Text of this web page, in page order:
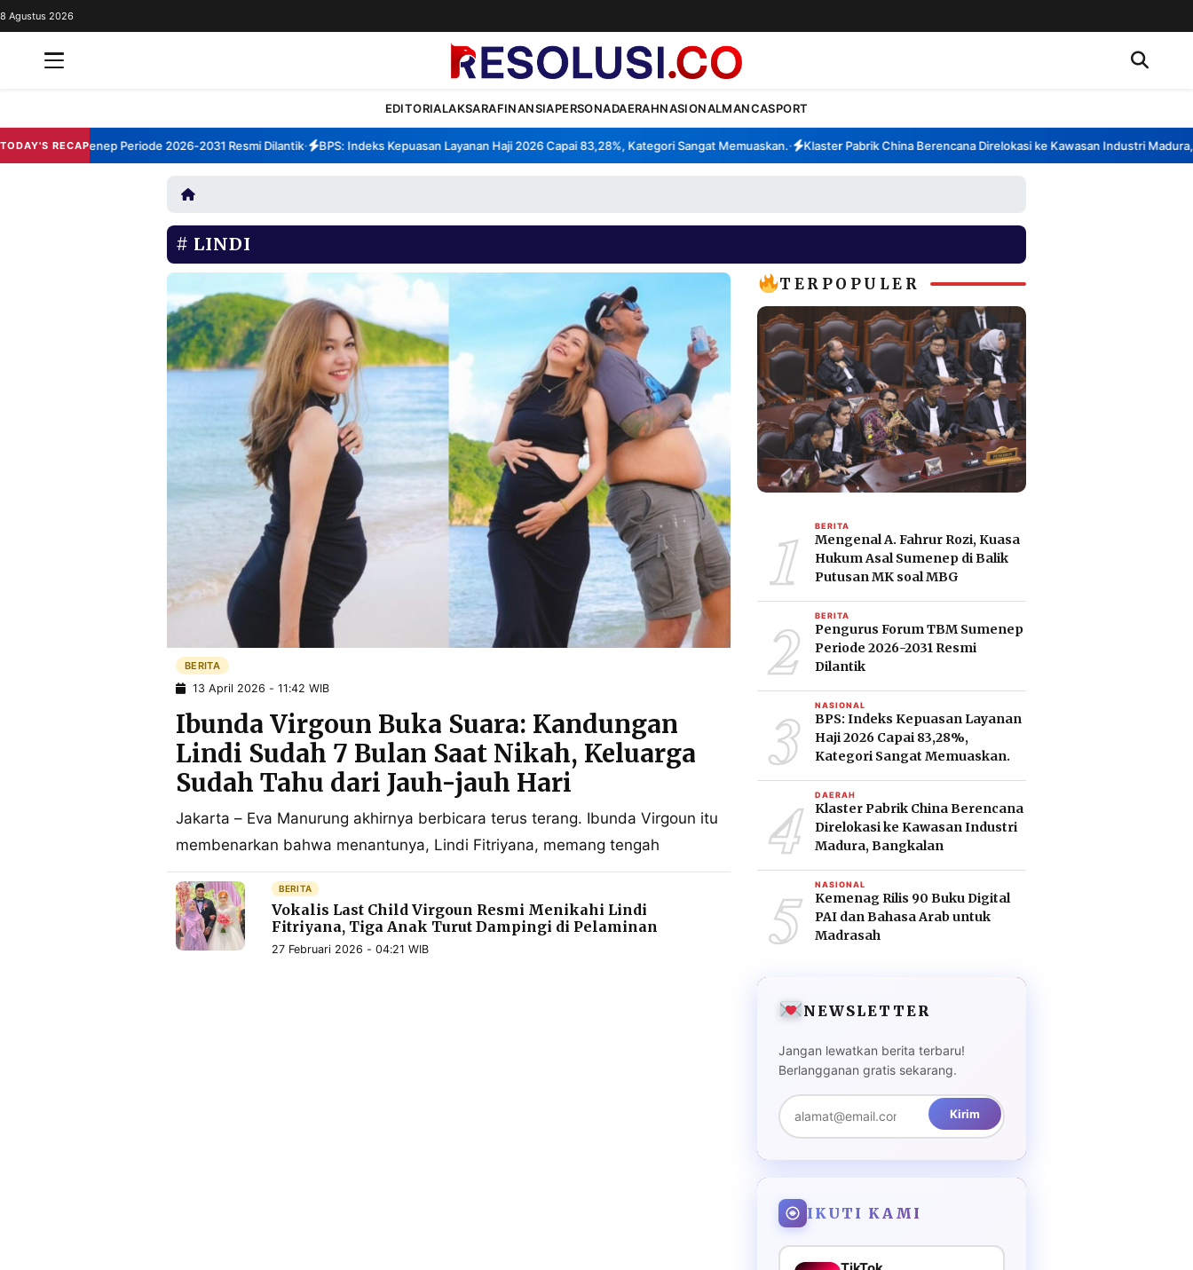
REDAKSI
PERSONA
NASIONAL
8 Agustus 2026
EDITORIALAKSARAFINANSIAPERSONADAERAHNASIONALMANCASPORT
TODAY'S RECAP
TBM Sumenep Periode 2026-2031 Resmi Dilantik• BPS: Indeks Kepuasan Layanan Haji 2026 Capai 83,28%, Kategori Sangat Memuaskan.• Klaster Pabrik China Berencana Direlokasi ke Kawasan Industri Madura,
LINDI
BERITA
13 April 2026 - 11:42 WIB
Ibunda Virgoun Buka Suara: Kandungan
Lindi Sudah 7 Bulan Saat Nikah, Keluarga
Sudah Tahu dari Jauh-jauh Hari
Jakarta – Eva Manurung akhirnya berbicara terus terang. Ibunda Virgoun itu
membenarkan bahwa menantunya, Lindi Fitriyana, memang tengah
BERITA
Vokalis Last Child Virgoun Resmi Menikahi Lindi
Fitriyana, Tiga Anak Turut Dampingi di Pelaminan
27 Februari 2026 - 04:21 WIB
TERPOPULER
1 BERITA
Mengenal A. Fahrur Rozi, Kuasa
Hukum Asal Sumenep di Balik
Putusan MK soal MBG
2 BERITA
Pengurus Forum TBM Sumenep
Periode 2026-2031 Resmi
Dilantik
3 NASIONAL
BPS: Indeks Kepuasan Layanan
Haji 2026 Capai 83,28%,
Kategori Sangat Memuaskan.
4 DAERAH
Klaster Pabrik China Berencana
Direlokasi ke Kawasan Industri
Madura, Bangkalan
5 NASIONAL
Kemenag Rilis 90 Buku Digital
PAI dan Bahasa Arab untuk
Madrasah
NEWSLETTER
Jangan lewatkan berita terbaru!
Berlangganan gratis sekarang.
Kirim
IKUTI KAMI